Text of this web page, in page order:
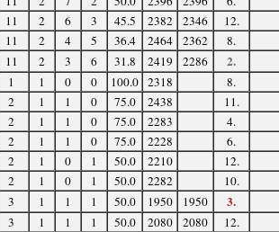
11 2 6 3 45.5 2382 2346
12.
11 2 4 5 36.4 2464 2362
8.
11 2 3 6 31.8 2419 2286 2.
1 1 0 0 100.0 2318
8.
2 1 1 0 75.0 2438
11.
2 1 1 0 75.0 2283
4.
2 1 1 0 75.0 2228
6.
2 1 0 1 50.0 2210
12.
2 1 0 1 50.0 2282
10.
3 1 1 1 50.0 1950 1950 3.
3 1 1 1 50.0 2080 2080
12.